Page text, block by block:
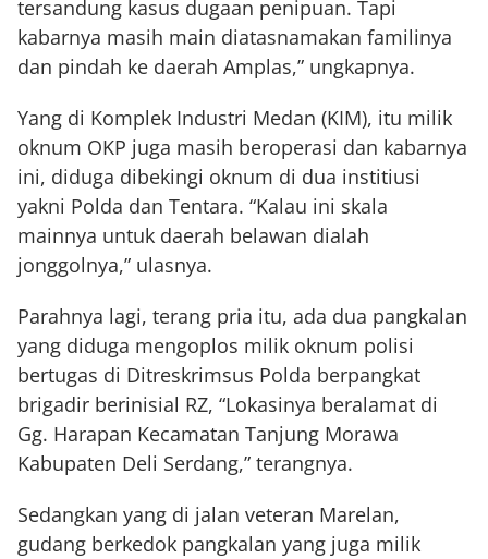
tersandung kasus dugaan penipuan. Tapi
kabarnya masih main diatasnamakan familinya
dan pindah ke daerah Amplas,” ungkapnya.
Yang di Komplek Industri Medan (KIM), itu milik
oknum OKP juga masih beroperasi dan kabarnya
ini, diduga dibekingi oknum di dua institiusi
yakni Polda dan Tentara. “Kalau ini skala
mainnya untuk daerah belawan dialah
jonggolnya,” ulasnya.
Parahnya lagi, terang pria itu, ada dua pangkalan
yang diduga mengoplos milik oknum polisi
bertugas di Ditreskrimsus Polda berpangkat
brigadir berinisial RZ, “Lokasinya beralamat di
Gg. Harapan Kecamatan Tanjung Morawa
Kabupaten Deli Serdang,” terangnya.
Sedangkan yang di jalan veteran Marelan,
gudang berkedok pangkalan yang juga milik